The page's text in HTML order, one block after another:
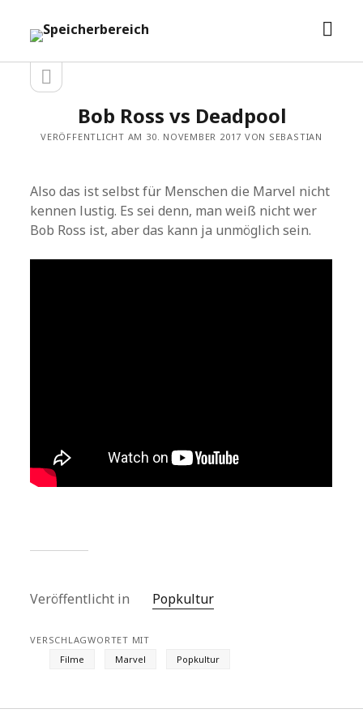
Speicherbereich
Seitenleiste
Seitenleiste
öffnen
Bob Ross vs Deadpool
VERÖFFENTLICHT AM 30. NOVEMBER 2017 VON SEBASTIAN
Also das ist selbst für Menschen die Marvel nicht
kennen lustig. Es sei denn, man weiß nicht wer
Bob Ross ist, aber das kann ja unmöglich sein.
Veröffentlicht in Popkultur
VERSCHLAGWORTET MIT
Filme
Marvel Popkultur